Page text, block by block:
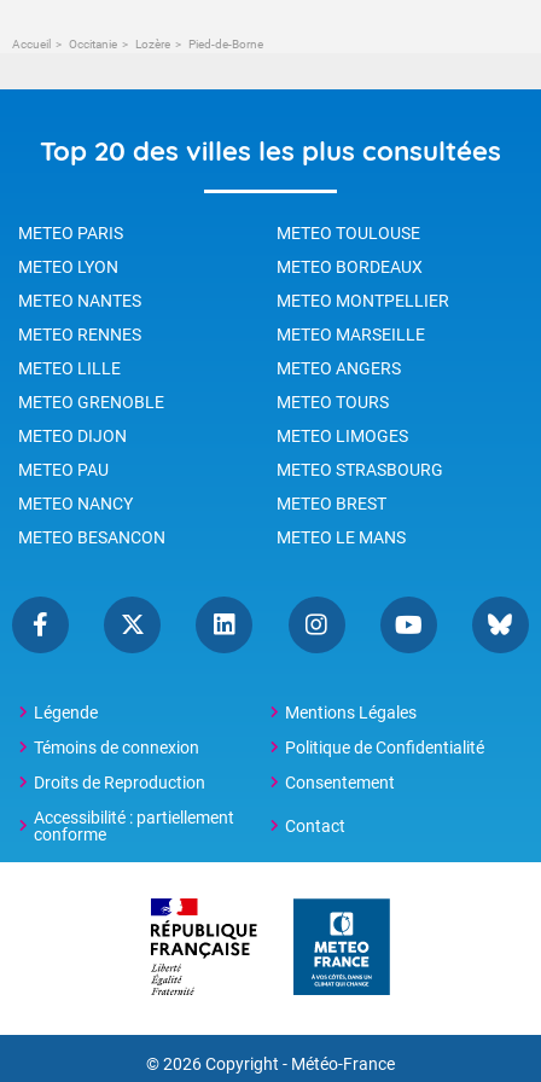
Accueil Occitanie Lozère Pied-de-Borne
Top 20 des villes les plus consultées
METEO PARIS
METEO TOULOUSE
METEO LYON
METEO BORDEAUX
METEO NANTES
METEO MONTPELLIER
METEO RENNES
METEO MARSEILLE
METEO LILLE
METEO ANGERS
METEO GRENOBLE
METEO TOURS
METEO DIJON
METEO LIMOGES
METEO PAU
METEO STRASBOURG
METEO NANCY
METEO BREST
METEO BESANCON
METEO LE MANS
Légende
Mentions Légales
Témoins de connexion
Politique de Confidentialité
Droits de Reproduction
Consentement
Accessibilité : partiellement
conforme
Contact
© 2026 Copyright - Météo-France